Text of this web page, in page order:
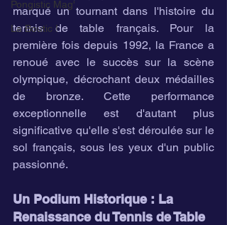
Pongistic Mag'
La Boutic !
marqué un tournant dans l'histoire du
tennis de table français. Pour la
première fois depuis 1992, la France a
renoué avec le succès sur la scène
olympique, décrochant deux médailles
de bronze. Cette performance
exceptionnelle est d'autant plus
significative qu'elle s'est déroulée sur le
sol français, sous les yeux d'un public
passionné.
Un Podium Historique : La
Renaissance du Tennis de Table